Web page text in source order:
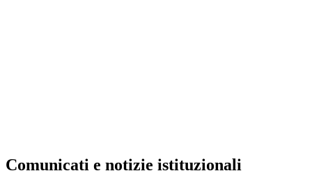
Comunicati e notizie istituzionali